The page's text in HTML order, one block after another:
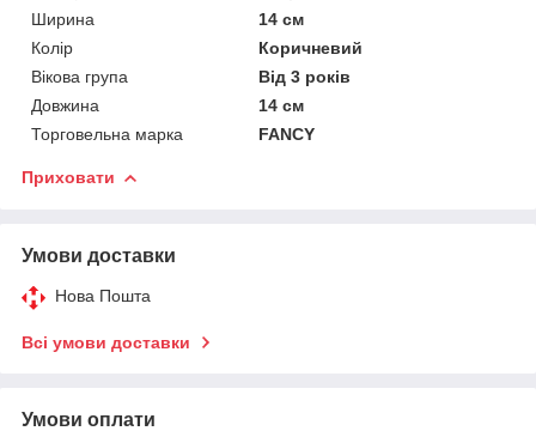
Ширина
14 см
Колір
Коричневий
Вікова група
Від 3 років
Довжина
14 см
Торговельна марка
FANCY
Приховати
Умови доставки
Нова Пошта
Всі умови доставки
Умови оплати